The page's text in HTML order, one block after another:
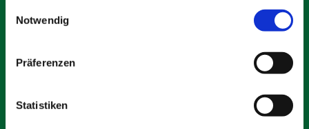
Notwendig
Präferenzen
Statistiken
Rudolf-Diesel-Ring 12
Tel: 08141 6254343